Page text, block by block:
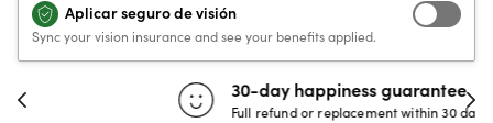
Aplicar seguro de visión
Sync your vision insurance and see your benefits applied.
30-day happiness guarantee
Full refund or replacement within 30 days